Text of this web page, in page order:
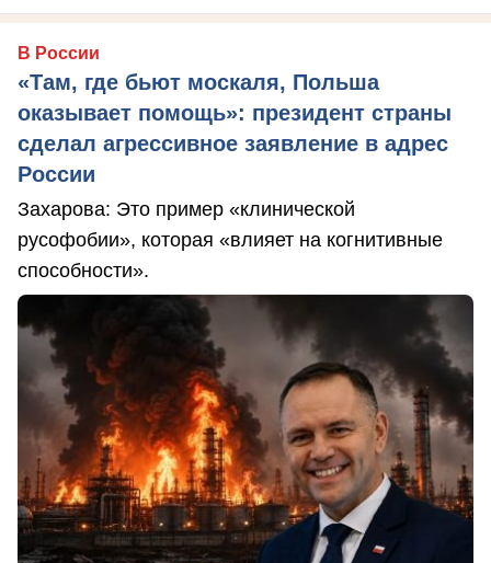
В России
«Там, где бьют москаля, Польша
оказывает помощь»: президент страны
сделал агрессивное заявление в адрес
России
Захарова: Это пример «клинической
русофобии», которая «влияет на когнитивные
способности».